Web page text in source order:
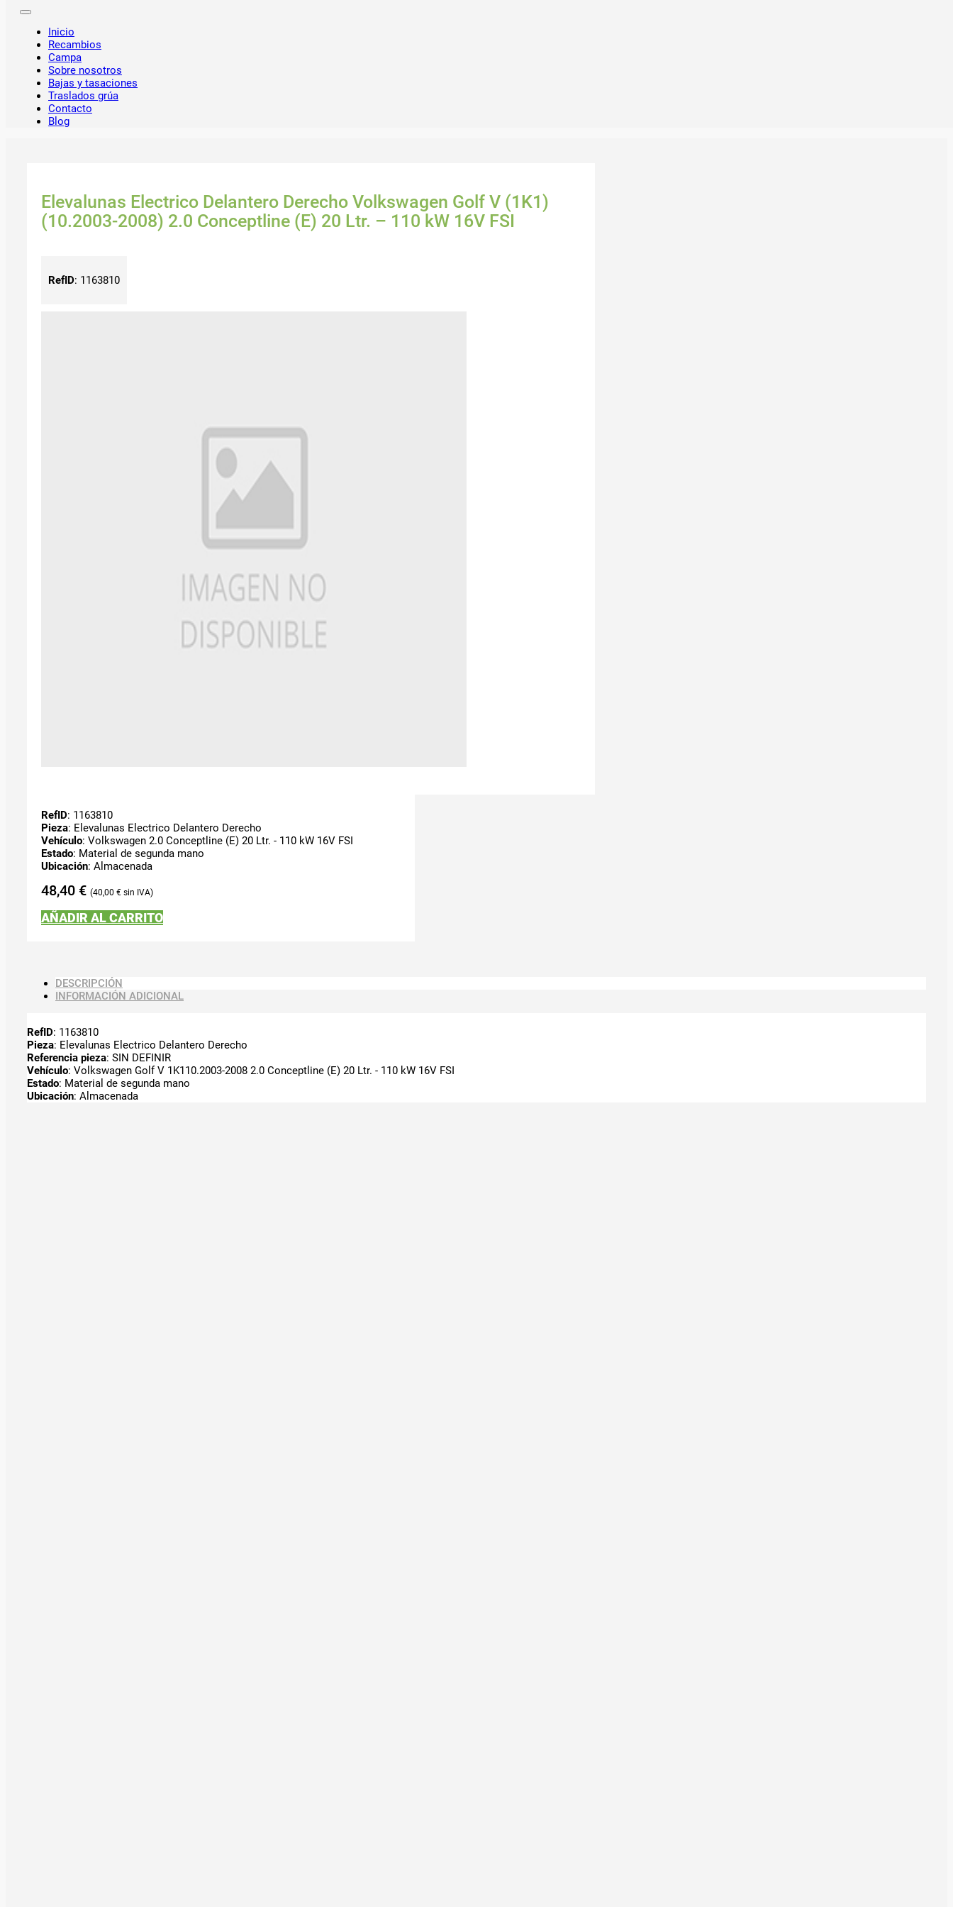
Inicio
Recambios
Campa
Sobre nosotros
Bajas y tasaciones
Traslados grúa
Contacto
Blog
Elevalunas Electrico Delantero Derecho Volkswagen Golf V (1K1)
(10.2003-2008) 2.0 Conceptline (E) 20 Ltr. – 110 kW 16V FSI
RefID: 1163810
RefID: 1163810
Pieza: Elevalunas Electrico Delantero Derecho
Vehículo: Volkswagen 2.0 Conceptline (E) 20 Ltr. - 110 kW 16V FSI
Estado: Material de segunda mano
Ubicación: Almacenada
48,40 € 40,00 €
AÑADIR AL CARRITO
DESCRIPCIÓN
INFORMACIÓN ADICIONAL
RefID: 1163810
Pieza: Elevalunas Electrico Delantero Derecho
Referencia pieza: SIN DEFINIR
Vehículo: Volkswagen Golf V 1K110.2003-2008 2.0 Conceptline (E) 20 Ltr. - 110 kW 16V FSI
Estado: Material de segunda mano
Ubicación: Almacenada